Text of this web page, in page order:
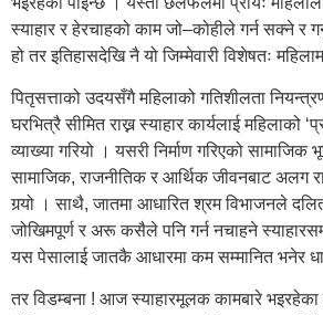
स्याहार र हेरचाहको काम जो–कोहीले गर्न सक्ने र
हो तर इतिहासदेखि नै यो जिम्मेवारी विशेषतः
पितृसत्ताको उदयसँगै महिलाको गतिशीलता
घरभित्रै सीमित राख्न स्याहार कार्यलाई महिलाको
व्याख्या गरियो । यसरी निर्माण गरिएको सामाजिक
सामाजिक, राजनीतिक र आर्थिक जीवनबाट अलग
गर्‍यो । साथै, जातमा आधारित श्रम विभाजनले
जोखिमपूर्ण र अरू कसैले पनि गर्न नचाहने
यस पेसालाई जातकै आधारमा कम सम्मानित भनेर
तर विडम्बना ! आज स्याहारमूलक कामबारे भइरहेका